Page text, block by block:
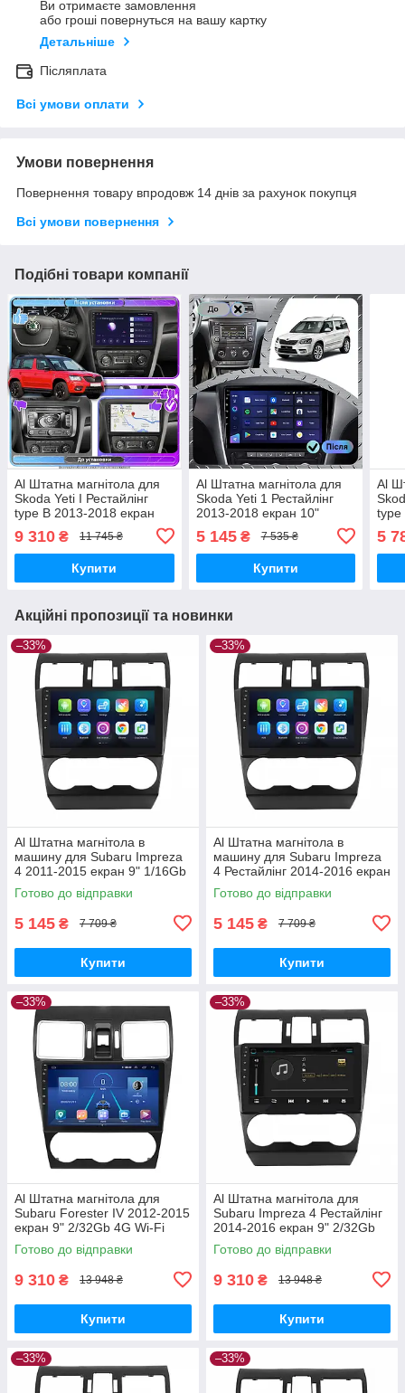
Ви отримаєте замовлення
або гроші повернуться на вашу картку
Детальніше
Післяплата
Всі умови оплати
Умови повернення
Повернення товару впродовж 14 днів за рахунок покупця
Всі умови повернення
Подібні товари компанії
Al Штатна магнітола для
Skoda Yeti I Рестайлінг
type B 2013-2018 екран
10" 2/32Gb 4G Wi-Fi GPS
Top Android
9 310 ₴ 11 745 ₴
Купити
Al Штатна магнітола для
Skoda Yeti 1 Рестайлінг
2013-2018 екран 10"
Android
5 145₴ 7 535 ₴
Купити
Al
type
5
Акційні пропозиції та новинки
–33%
Al Штатна магнітола в
машину для Subaru Impreza
4 2011-2015 екран 9" 1/16Gb
Wi-Fi GPS Base
Готово до відправки
5 145 ₴ 7 709 ₴
Купити
–33%
Al Штатна магнітола в
машину для Subaru Impreza
4 Рестайлінг 2014-2016 екран
9" 1/16Gb Wi-Fi GPS Base
Готово до відправки
5 145 ₴ 7 709 ₴
Купити
–33%
Al Штатна магнітола для
Subaru Forester IV 2012-2015
екран 9" 2/32Gb 4G Wi-Fi
GPS Top Android
Готово до відправки
9 310 ₴ 13 948 ₴
Купити
–33%
Al Штатна магнітола для
Subaru Impreza 4 Рестайлінг
2014-2016 екран 9" 2/32Gb
4G Wi-Fi GPS Top Android
Готово до відправки
9 310 ₴ 13 948 ₴
Купити
–33% –33%